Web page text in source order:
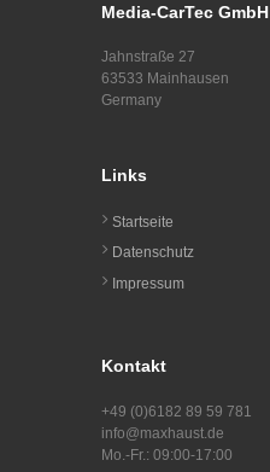
Media-CarTec GmbH
Jahnstraße 27
63533 Mainhausen
Germany
Links
Startseite
Datenschutz
Impressum
Kontakt
+49 (0)6182 89 59 781
info@maxhaust.de
Mo.-Fr.: 09:00-17:00